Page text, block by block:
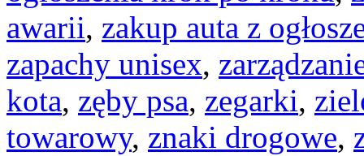
awarii, zakup auta z
zapachy unisex,
kota, zęby psa, zegarki,
towarowy, znaki drogowe,